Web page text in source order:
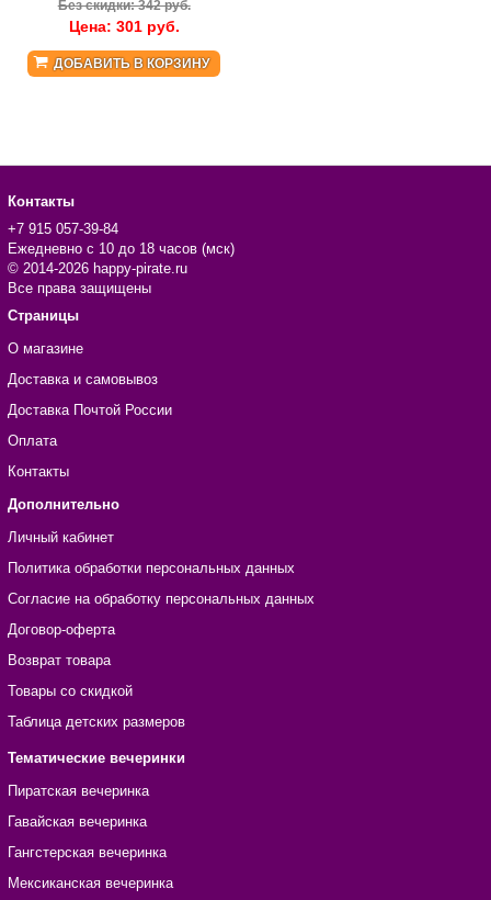
Без скидки: 342 руб.
Цена: 301руб.
ДОБАВИТЬ В КОРЗИНУ
Контакты
+7 915 057-39-84
Ежедневно с 10 до 18 часов (мск)
© 2014-2026 happy-pirate.ru
Все права защищены
Страницы
О магазине
Доставка и самовывоз
Доставка Почтой России
Оплата
Контакты
Дополнительно
Личный кабинет
Политика обработки персональных данных
Согласие на обработку персональных данных
Договор-оферта
Возврат товара
Товары со скидкой
Таблица детских размеров
Тематические вечеринки
Пиратская вечеринка
Гавайская вечеринка
Гангстерская вечеринка
Мексиканская вечеринка